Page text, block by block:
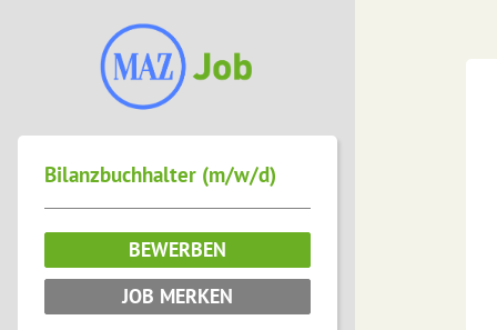
Bilanzbuchhalter (m/w/d)
BEWERBEN
JOB MERKEN